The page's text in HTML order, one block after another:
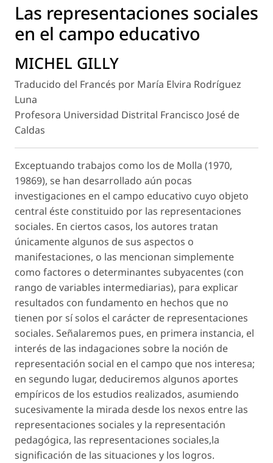
Las representaciones sociales
en el campo educativo
MICHEL GILLY
Traducido del Francés por María Elvira Rodríguez
Luna
Profesora Universidad Distrital Francisco José de
Caldas
Exceptuando trabajos como los de Molla (1970,
19869), se han desarrollado aún pocas
investigaciones en el campo educativo cuyo objeto
central éste constituido por las representaciones
sociales. En ciertos casos, los autores tratan
únicamente algunos de sus aspectos o
manifestaciones, o las mencionan simplemente
como factores o determinantes subyacentes (con
rango de variables intermediarias), para explicar
resultados con fundamento en hechos que no
tienen por sí solos el carácter de representaciones
sociales. Señalaremos pues, en primera instancia, el
interés de las indagaciones sobre la noción de
representación social en el campo que nos interesa;
en segundo lugar, deduciremos algunos aportes
empíricos de los estudios realizados, asumiendo
sucesivamente la mirada desde los nexos entre las
representaciones sociales y la representación
pedagógica, las representaciones sociales,la
significación de las situaciones y los logros.